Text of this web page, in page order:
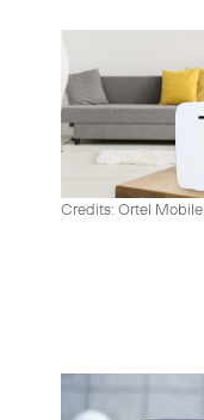
Credits: Ortel Mobile